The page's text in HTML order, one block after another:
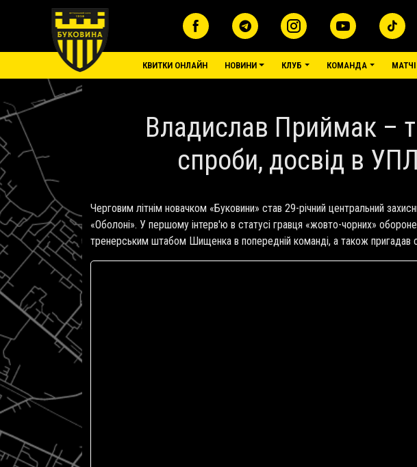
Перейти до основного вмісту
основне меню
КВИТКИ ОНЛАЙН НОВИНИ КЛУБ КОМАНДА МАТЧІ
Владислав Приймак –
спроби, досвід в
Черговим літнім новачком «Буковини» став 29-річний центральний
«Оболоні». У першому інтерв'ю в статусі гравця «жовто-чорних»
тренерським штабом Шищенка в попередній команді, а також пригадав